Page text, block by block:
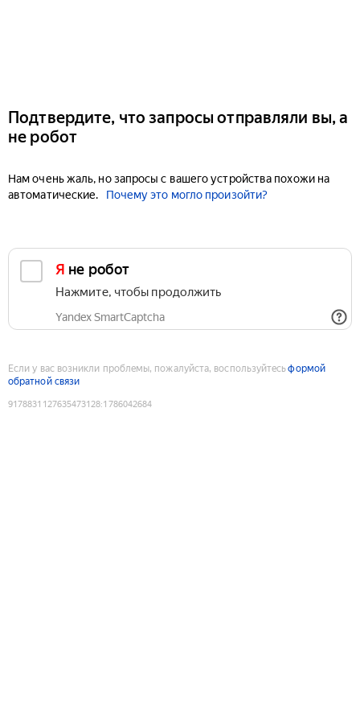
Подтвердите, что запросы отправляли вы, а
не робот
Нам очень жаль, но запросы с вашего устройства похожи на
автоматические.
Почему это могло произойти?
Я не робот
Нажмите, чтобы продолжить
Yandex SmartCaptcha
Если у вас возникли проблемы, пожалуйста, воспользуйтесьформой
обратной связи
9178831127635473128:1786042684